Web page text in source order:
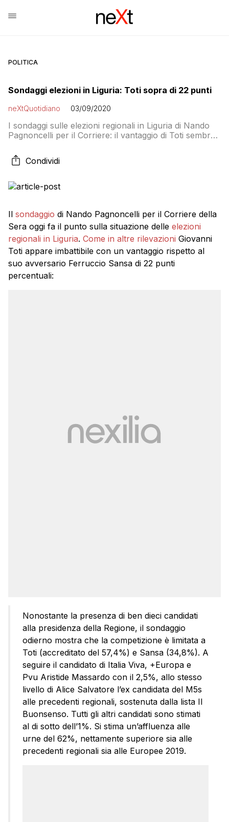
POLITICA
Sondaggi elezioni in Liguria: Toti sopra di 22 punti
neXtQuotidiano 03/09/2020
I sondaggi sulle elezioni regionali in Liguria di Nando
Pagnoncelli per il Corriere: il vantaggio di Toti sembra
Condividi
Il sondaggio di Nando Pagnoncelli per il Corriere della
Sera oggi fa il punto sulla situazione delle elezioni
regionali in Liguria. Come in altre rilevazioni Giovanni
Toti appare imbattibile con un vantaggio rispetto al
suo avversario Ferruccio Sansa di 22 punti
percentuali:
Nonostante la presenza di ben dieci candidati
alla presidenza della Regione, il sondaggio
odierno mostra che la competizione è limitata a
Toti (accreditato del 57,4%) e Sansa (34,8%). A
seguire il candidato di Italia Viva, +Europa e
Pvu Aristide Massardo con il 2,5%, allo stesso
livello di Alice Salvatore l’ex candidata del M5s
alle precedenti regionali, sostenuta dalla lista Il
Buonsenso. Tutti gli altri candidati sono stimati
al di sotto dell’1%. Si stima un’affluenza alle
urne del 62%, nettamente superiore sia alle
precedenti regionali sia alle Europee 2019.